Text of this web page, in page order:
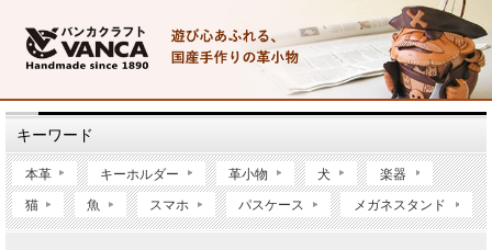
キーワード
本革 キーホルダー 革小物 犬 楽器
猫 魚 スマホ パスケース メガネスタンド